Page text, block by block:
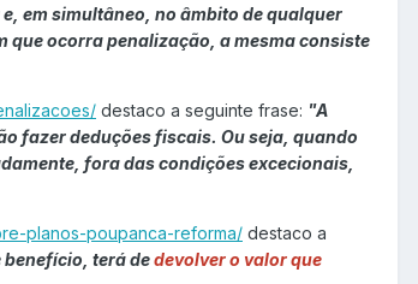
em simultâneo, no âmbito de qualquer
que ocorra penalização, a mesma consiste
destaco a seguinte frase: "A
fazer deduções fiscais. Ou seja, quando
fora das condições excecionais,
planos-poupanca-reforma/ destaco a
benefício, terá dedevolver o valor que